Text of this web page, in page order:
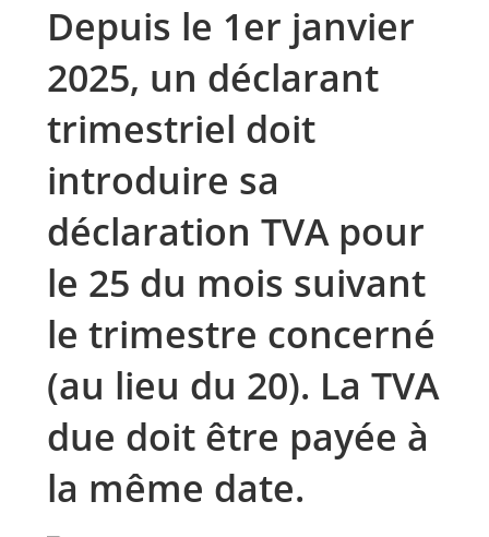
Depuis le 1er janvier
2025, un déclarant
trimestriel doit
introduire sa
déclaration TVA pour
le 25 du mois suivant
le trimestre concerné
(au lieu du 20). La TVA
due doit être payée à
la même date.